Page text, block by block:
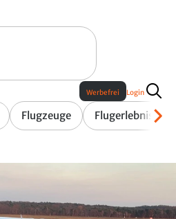
Flugzeuge Flugerlebnis
Werbefrei Login